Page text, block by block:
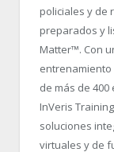
policiales y de
preparados y
Matter™. Con
de más de
InVeris
soluciones
virtuales y de